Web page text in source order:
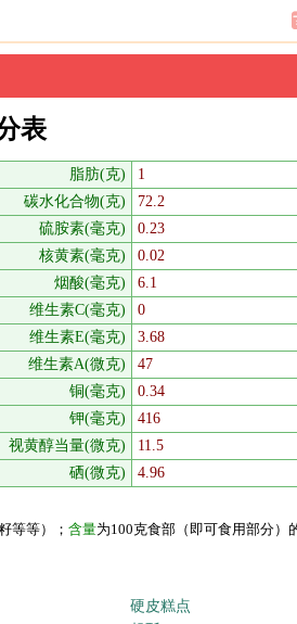
表
脂肪(克)
1
碳水化合物(克)
72.2
硫胺素(毫克)
0.23
核黄素(毫克)
0.02
烟酸(毫克)
6.1
维生素C(毫克)
0
维生素E(毫克)
3.68
维生素A(微克)
47
铜(毫克)
0.34
钾(毫克)
416
视黄醇当量(微克)
11.5
硒(微克) 4.96
等等）； 含量为100克食部（即可食用部分）
硬皮糕点